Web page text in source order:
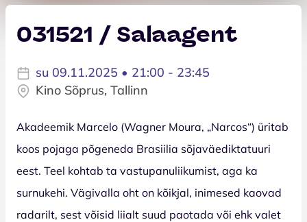
031521 / Salaagent
su 09.11.2025 • 21:00 - 23:45
Kino Sõprus, Tallinn
Akadeemik Marcelo (Wagner Moura, „Narcos“) üritab
koos pojaga põgeneda Brasiilia sõjaväediktatuuri
eest. Teel kohtab ta vastupanuliikumist, aga ka
surnukehi. Vägivalla oht on kõikjal, inimesed kaovad
radarilt, sest võisid liialt suud paotada või ehk valet